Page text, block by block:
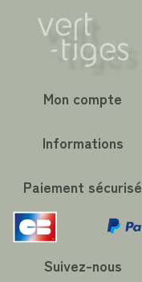
Mon compte
Informations
Paiement sécurisé
Suivez-nous